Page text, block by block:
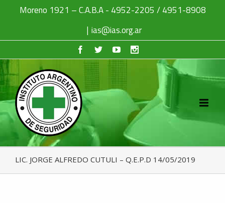
Moreno 1921 – C.A.B.A - 4952-2205 / 4951-8908
| ias@ias.org.ar
LIC. JORGE ALFREDO CUTULI – Q.E.P.D 14/05/2019